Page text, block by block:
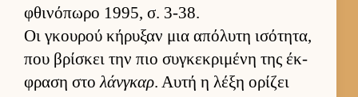
φθινόπωρο 1995, σ. 3-38.
Οι γκου­ρού κήρυξαν μια απόλυτη ισότητα,
που βρίσκει την πιο συγκεκριμένη της έκ­
φραση στο λάνγκαρ. Αυτή η λέξη ορίζει